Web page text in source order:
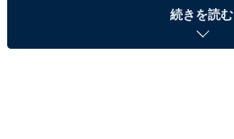
続きを読む